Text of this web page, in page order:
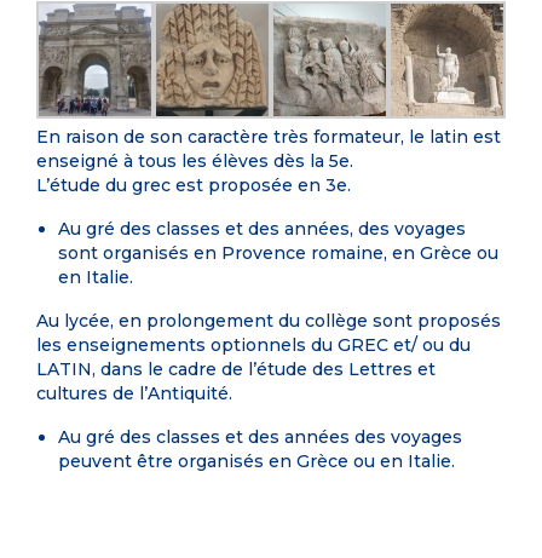
En raison de son caractère très formateur, le latin est
enseigné à tous les élèves dès la 5e.
L’étude du grec est proposée en 3e.
Au gré des classes et des années, des voyages
sont organisés en Provence romaine, en Grèce ou
en Italie.
Au lycée, en prolongement du collège sont proposés
les enseignements optionnels du GREC et/ ou du
LATIN, dans le cadre de l’étude des Lettres et
cultures de l’Antiquité.
Au gré des classes et des années des voyages
peuvent être organisés en Grèce ou en Italie.